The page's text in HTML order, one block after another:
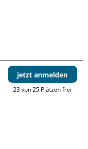
jetzt anmelden
23 von 25 Plätzen frei